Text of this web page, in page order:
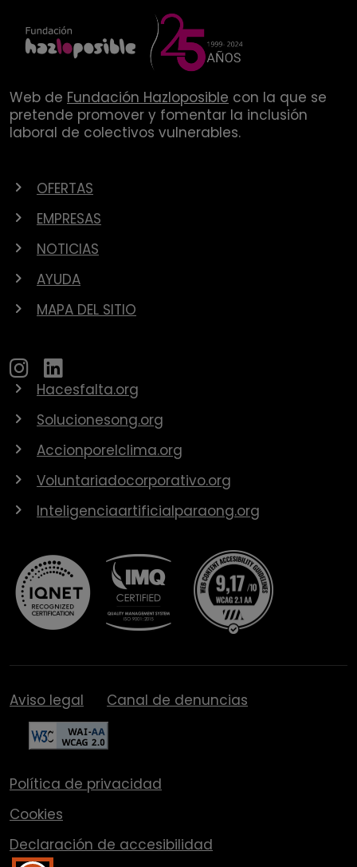
Web de Fundación Hazloposible con la que se
pretende promover y fomentar la inclusión
laboral de colectivos vulnerables.
OFERTAS
EMPRESAS
NOTICIAS
AYUDA
MAPA DEL SITIO
Hacesfalta.org
Solucionesong.org
Accionporelclima.org
Voluntariadocorporativo.org
Inteligenciaartificialparaong.org
Aviso legal Canal de denuncias
Política de privacidad
Cookies
Declaración de accesibilidad